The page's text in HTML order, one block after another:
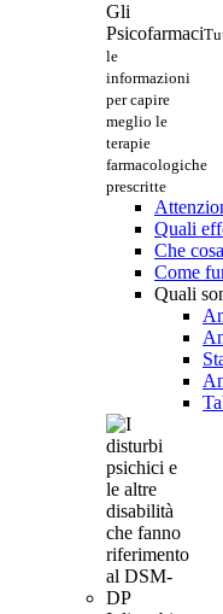
Gli
Psicofarmaci
le
informazioni
per capire
meglio le
terapie
farmacologiche
prescritte
Quali
Che
Come
Quali